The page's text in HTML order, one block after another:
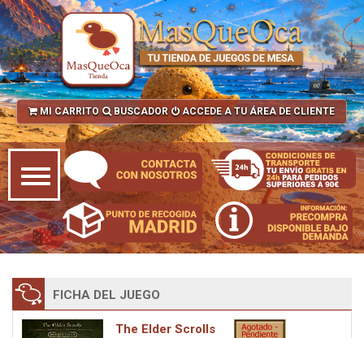
MI CARRITO BUSCADOR ACCEDE A TU ÁREA DE CLIENTE
FICHA DEL JUEGO
The Elder Scrolls